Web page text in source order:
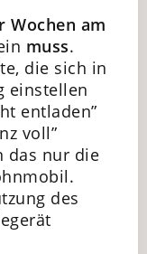
Wochen am
muss.
die sich in
einstellen
entladen”
voll”
das nur die
des